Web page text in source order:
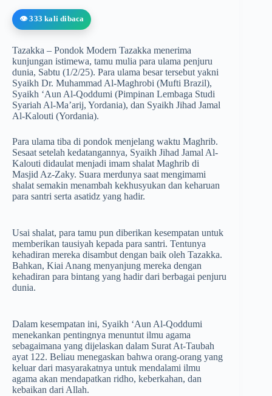
👁️ 333 kali dibaca
Tazakka – Pondok Modern Tazakka menerima
kunjungan istimewa, tamu mulia para ulama penjuru
dunia, Sabtu (1/2/25). Para ulama besar tersebut yakni
Syaikh Dr. Muhammad Al-Maghrobi (Mufti Brazil),
Syaikh ‘Aun Al-Qoddumi (Pimpinan Lembaga Studi
Syariah Al-Ma’arij, Yordania), dan Syaikh Jihad Jamal
Al-Kalouti (Yordania).
Para ulama tiba di pondok menjelang waktu Maghrib.
Sesaat setelah kedatangannya, Syaikh Jihad Jamal Al-
Kalouti didaulat menjadi imam shalat Maghrib di
Masjid Az-Zaky. Suara merdunya saat mengimami
shalat semakin menambah kekhusyukan dan keharuan
para santri serta asatidz yang hadir.
Usai shalat, para tamu pun diberikan kesempatan untuk
memberikan tausiyah kepada para santri. Tentunya
kehadiran mereka disambut dengan baik oleh Tazakka.
Bahkan, Kiai Anang menyanjung mereka dengan
kehadiran para bintang yang hadir dari berbagai penjuru
dunia.
Dalam kesempatan ini, Syaikh ‘Aun Al-Qoddumi
menekankan pentingnya menuntut ilmu agama
sebagaimana yang dijelaskan dalam Surat At-Taubah
ayat 122. Beliau menegaskan bahwa orang-orang yang
keluar dari masyarakatnya untuk mendalami ilmu
agama akan mendapatkan ridho, keberkahan, dan
kebaikan dari Allah.